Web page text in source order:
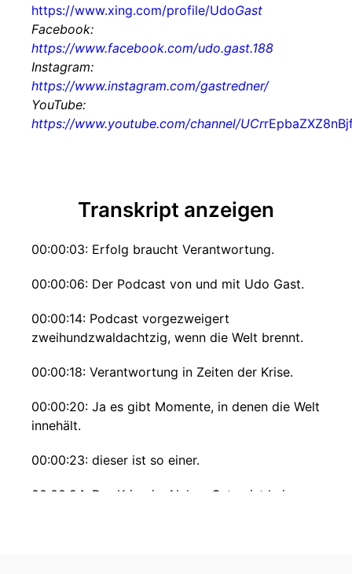
https://www.xing.com/profile/UdoGast
Facebook:
https://www.facebook.com/udo.gast.188
Instagram:
https://www.instagram.com/gastredner/
YouTube:
https://www.youtube.com/channel/UCr
Transkript anzeigen
00:00:03: Erfolg braucht Verantwortung.
00:00:06: Der Podcast von und mit Udo Gast.
00:00:14: Podcast vorgezweigert
zweihundzwaldachtzig, wenn die Welt brennt.
00:00:18: Verantwortung in Zeiten der Krise.
00:00:20: Ja es gibt Momente, in denen die Welt
innehält.
00:00:23: dieser ist so einer.
00:00:24: Der Krieg im Nahen Osten ist keine